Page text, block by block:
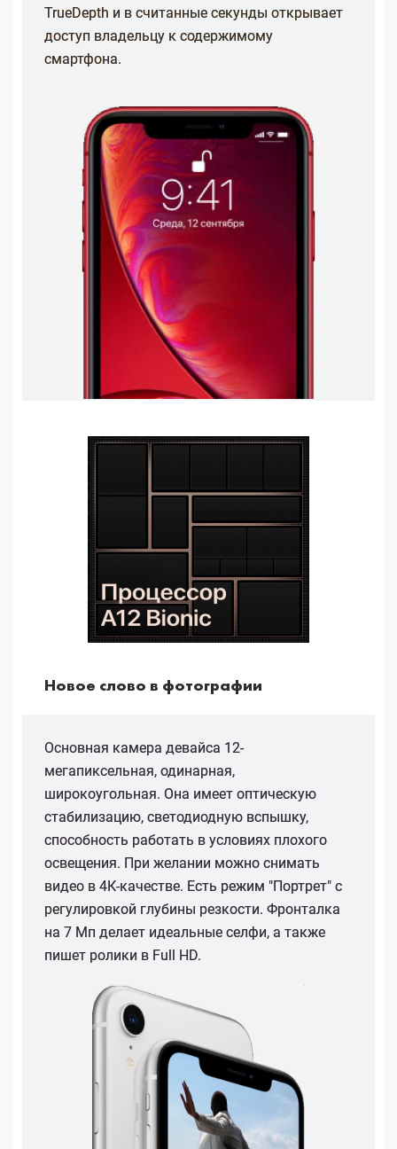
TrueDepth и в считанные секунды открывает
доступ владельцу к содержимому
смартфона.
Новое слово в фотографии
Основная камера девайса 12-
мегапиксельная, одинарная,
широкоугольная. Она имеет оптическую
стабилизацию, светодиодную вспышку,
способность работать в условиях плохого
освещения. При желании можно снимать
видео в 4К-качестве. Есть режим "Портрет" с
регулировкой глубины резкости. Фронталка
на 7 Мп делает идеальные селфи, а также
пишет ролики в Full HD.